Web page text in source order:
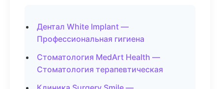
Дентал White Implant —
Профессиональная гигиена
Стоматология MedArt Health —
Стоматология терапевтическая